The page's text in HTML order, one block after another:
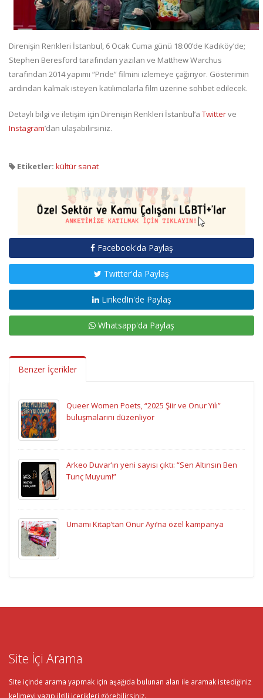
Direnişin Renkleri İstanbul, 6 Ocak Cuma günü 18:00’de Kadıköy’de;
Stephen Beresford tarafından yazılan ve Matthew Warchus
tarafından 2014 yapımı “Pride” filmini izlemeye çağırıyor. Gösterimin
ardından kalmak isteyen katılımcılarla film üzerine sohbet edilecek.
Detaylı bilgi ve iletişim için Direnişin Renkleri İstanbul’a Twitterve
Instagram’dan ulaşabilirsiniz.
Etiketler: kültür sanat
Facebook'da Paylaş
Twitter'da Paylaş
LinkedIn'de Paylaş
Whatsapp'da Paylaş
Benzer İçerikler
Queer Women Poets, “2025 Şiir ve Onur Yılı”
buluşmalarını düzenliyor
Arkeo Duvar’ın yeni sayısı çıktı: “Sen Altınsın Ben
Tunç Muyum!”
Umami Kitap’tan Onur Ayı’na özel kampanya
Site İçi Arama
Site içinde arama yapmak için aşağıda bulunan alan ile aramak istediğiniz
kelimeyi yazıp ilgili içerikleri görebilirsiniz.